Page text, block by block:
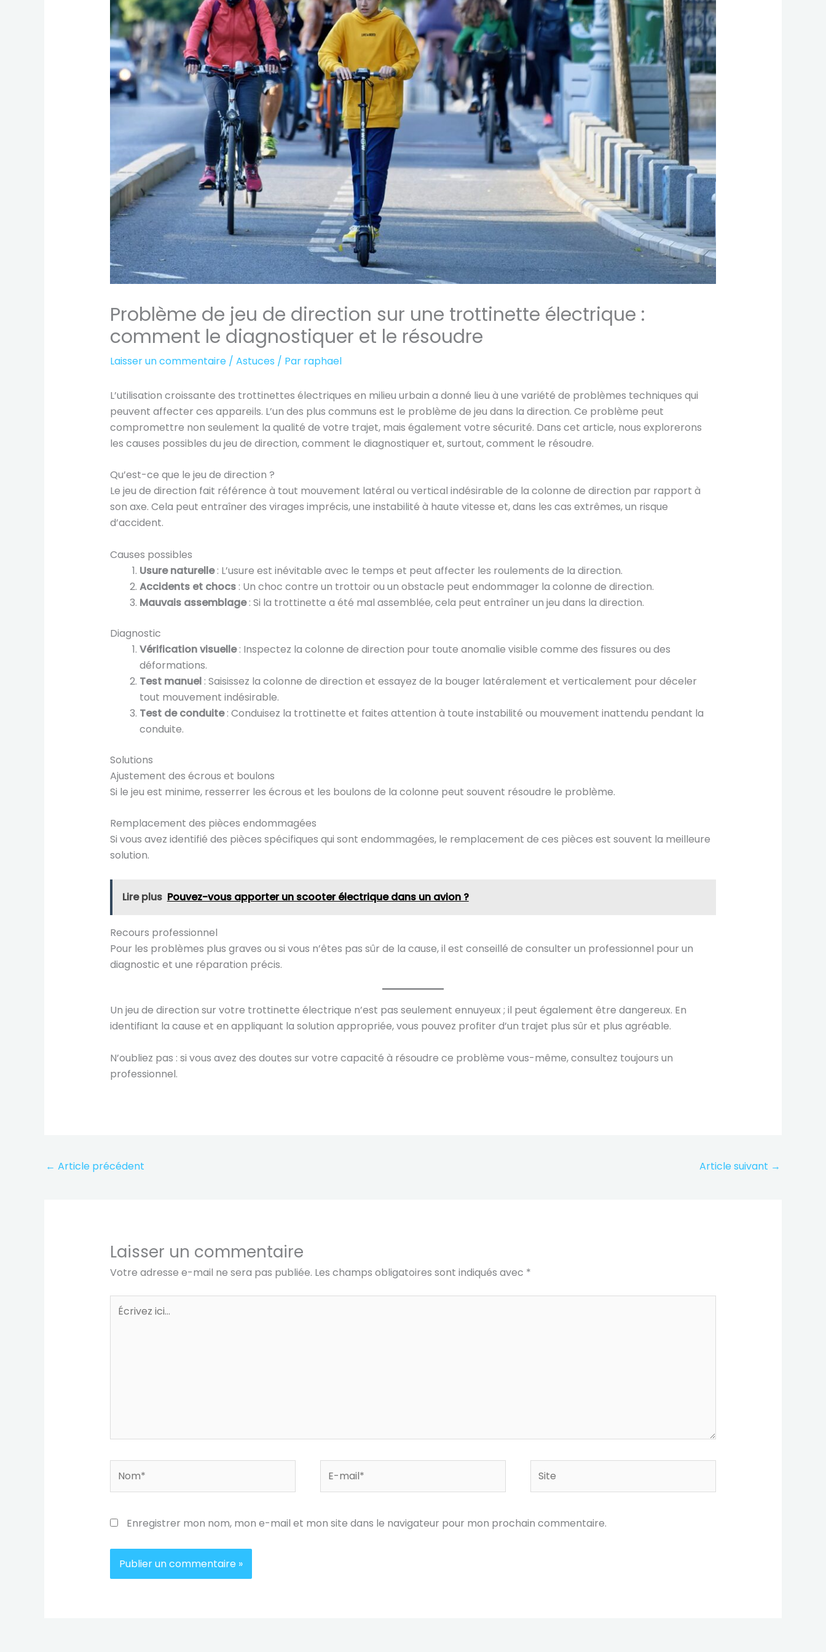
Problème de jeu de direction sur une trottinette électrique :
comment le diagnostiquer et le résoudre
Laisser un commentaire / Astuces / Par raphael
L’utilisation croissante des trottinettes électriques en milieu urbain a donné lieu à une variété de problèmes techniques qui
peuvent affecter ces appareils. L’un des plus communs est le problème de jeu dans la direction. Ce problème peut
compromettre non seulement la qualité de votre trajet, mais également votre sécurité. Dans cet article, nous explorerons
les causes possibles du jeu de direction, comment le diagnostiquer et, surtout, comment le résoudre.
Qu’est-ce que le jeu de direction ?
Le jeu de direction fait référence à tout mouvement latéral ou vertical indésirable de la colonne de direction par rapport à
son axe. Cela peut entraîner des virages imprécis, une instabilité à haute vitesse et, dans les cas extrêmes, un risque
d’accident.
Causes possibles
Usure naturelle: L’usure est inévitable avec le temps et peut affecter les roulements de la direction.
Accidents et chocs: Un choc contre un trottoir ou un obstacle peut endommager la colonne de direction.
Mauvais assemblage: Si la trottinette a été mal assemblée, cela peut entraîner un jeu dans la direction.
Diagnostic
Vérification visuelle: Inspectez la colonne de direction pour toute anomalie visible comme des fissures ou des
déformations.
Test manuel: Saisissez la colonne de direction et essayez de la bouger latéralement et verticalement pour déceler
tout mouvement indésirable.
Test de conduite: Conduisez la trottinette et faites attention à toute instabilité ou mouvement inattendu pendant la
conduite.
Solutions
Ajustement des écrous et boulons
Si le jeu est minime, resserrer les écrous et les boulons de la colonne peut souvent résoudre le problème.
Remplacement des pièces endommagées
Si vous avez identifié des pièces spécifiques qui sont endommagées, le remplacement de ces pièces est souvent la meilleure
solution.
Lire plus Pouvez-vous apporter un scooter électrique dans un avion ?
Recours professionnel
Pour les problèmes plus graves ou si vous n’êtes pas sûr de la cause, il est conseillé de consulter un professionnel pour un
diagnostic et une réparation précis.
Un jeu de direction sur votre trottinette électrique n’est pas seulement ennuyeux ; il peut également être dangereux. En
identifiant la cause et en appliquant la solution appropriée, vous pouvez profiter d’un trajet plus sûr et plus agréable.
N’oubliez pas : si vous avez des doutes sur votre capacité à résoudre ce problème vous-même, consultez toujours un
professionnel.
← Article précédent Article suivant →
Laisser un commentaire
Votre adresse e-mail ne sera pas publiée. Les champs obligatoires sont indiqués avec *
Écrivez
ici…
mail*
Enregistrer mon nom, mon e-mail et mon site dans le navigateur pour mon prochain commentaire.